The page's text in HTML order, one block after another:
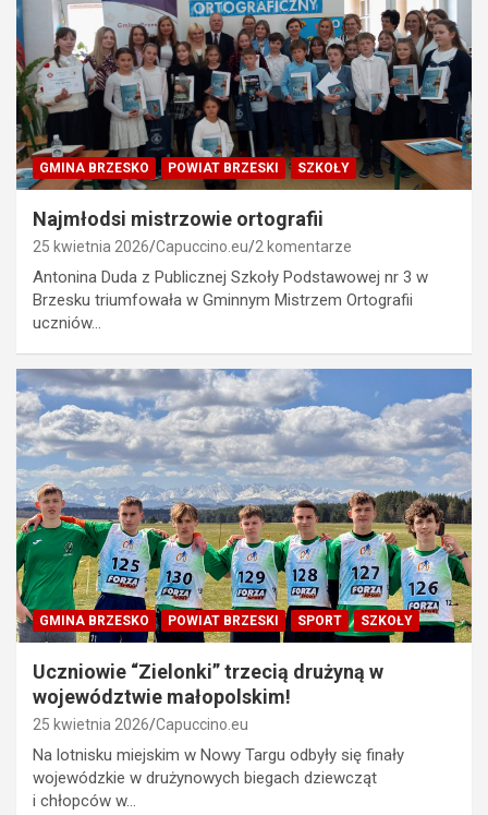
GMINA BRZESKO POWIAT BRZESKI SZKOŁY
Najmłodsi mistrzowie ortografii
25 kwietnia 2026 Capuccino.eu 2 komentarze
Antonina Duda z Publicznej Szkoły Podstawowej nr 3 w
Brzesku triumfowała w Gminnym Mistrzem Ortografii
uczniów…
GMINA BRZESKO POWIAT BRZESKI SPORT SZKOŁY
Uczniowie “Zielonki” trzecią drużyną w
województwie małopolskim!
25 kwietnia 2026 Capuccino.eu
Na lotnisku miejskim w Nowy Targu odbyły się finały
wojewódzkie w drużynowych biegach dziewcząt
i chłopców w…